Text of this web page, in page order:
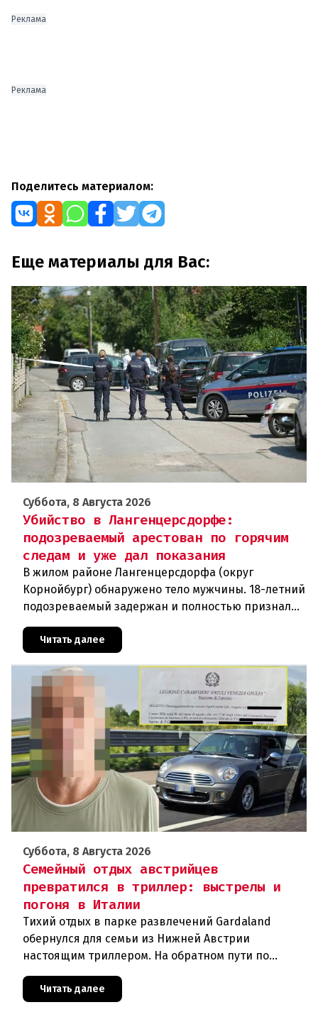
Реклама
Реклама
Поделитесь материалом:
Еще материалы для Вас:
Суббота, 8 Августа 2026
Убийство в Лангенцерсдорфе:
подозреваемый арестован по горячим
следам и уже дал показания
В жилом районе Лангенцерсдорфа (округ
Корнойбург) обнаружено тело мужчины. 18-летний
подозреваемый задержан и полностью признал
свою вину. По данным следствия, преступление
могло быть совершено на поч
Читать далее
Суббота, 8 Августа 2026
Семейный отдых австрийцев
превратился в триллер: выстрелы и
погоня в Италии
Тихий отдых в парке развлечений Gardaland
обернулся для семьи из Нижней Австрии
настоящим триллером. На обратном пути по
автостраде между Вероной и Венецией их машина
подверглась обстрелу, за которым
Читать далее